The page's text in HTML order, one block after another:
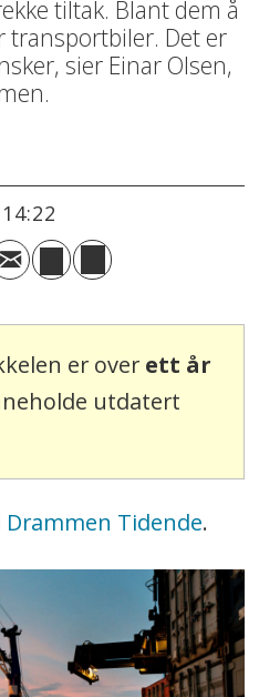
tiltak. Blant dem å
transportbiler. Det er
sier Einar Olsen,
er over ett år
utdatert
Drammen Tidende.